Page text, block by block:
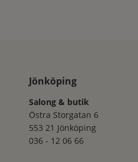
Jönköping
Salong & butik
Östra Storgatan 6
553 21 Jönköping
036 - 12 06 66